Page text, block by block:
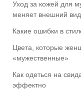
Уход за кожей для
меняет внешний вид
Какие ошибки в
Цвета, которые
«мужественные»
Как одеться на
эффектно